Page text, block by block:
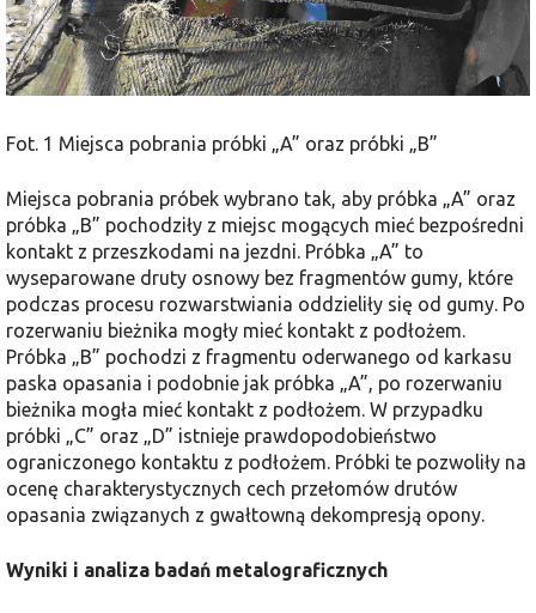
Fot. 1 Miejsca pobrania próbki „A” oraz próbki „B”
Miejsca pobrania próbek wybrano tak, aby próbka „A” oraz
próbka „B” pochodziły z miejsc mogących mieć bezpośredni
kontakt z przeszkodami na jezdni. Próbka „A” to
wyseparowane druty osnowy bez fragmentów gumy, które
podczas procesu rozwarstwiania oddzieliły się od gumy. Po
rozerwaniu bieżnika mogły mieć kontakt z podłożem.
Próbka „B” pochodzi z fragmentu oderwanego od karkasu
paska opasania i podobnie jak próbka „A”, po rozerwaniu
bieżnika mogła mieć kontakt z podłożem. W przypadku
próbki „C” oraz „D” istnieje prawdopodobieństwo
ograniczonego kontaktu z podłożem. Próbki te pozwoliły na
ocenę charakterystycznych cech przełomów drutów
opasania związanych z gwałtowną dekompresją opony.
Wyniki i analiza badań metalograficznych